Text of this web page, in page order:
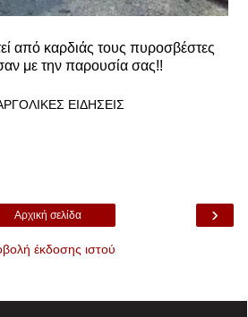
από καρδιάς τους πυροσβέστες
με την παρουσία σας!!
ΕΙΔΗΣΕΙΣ
›
Αρχική σελίδα
έκδοσης ιστού